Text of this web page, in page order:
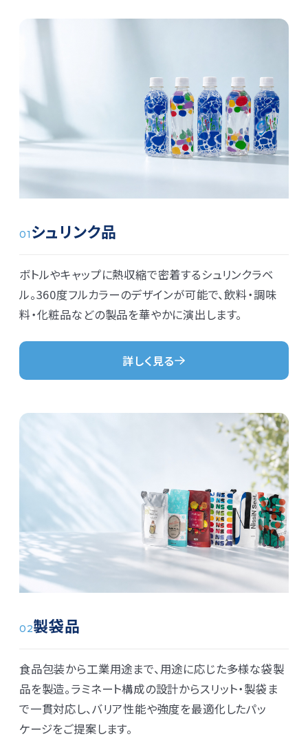
01 シュリンク品
ボトルやキャップに熱収縮で密着するシュリンクラベ
ル。360度フルカラーのデザインが可能で、飲料・調味
料・化粧品などの製品を華やかに演出します。
詳しく見る
02製袋品
食品包装から工業用途まで、用途に応じた多様な袋製
品を製造。ラミネート構成の設計からスリット・製袋ま
で一貫対応し、バリア性能や強度を最適化したパッ
ケージをご提案します。